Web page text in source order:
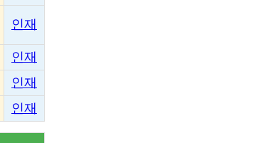
인재
인재
인재
인재